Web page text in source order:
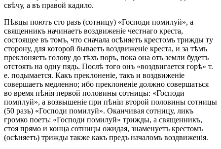
свѣчу, а въ правой кадило.
Пѣвцы поютъ сто разъ (сотницу) «Господи помилуй», а
священникъ начинаетъ воздвиженіе честнаго креста,
состоящее въ томъ, что сначала осѣняетъ крестомъ трижды ту
сторону, для которой бываетъ воздвиженіе креста, и за тѣмъ
преклоняетъ голову до тѣхъ поръ, пока она отъ земли будетъ
отстоять на одну пядь. Послѣ того онъ «воздвигается горѣ» т.
е. подымается. Какъ преклоненіе, такъ и воздвиженіе
совершаетъ медленно; ибо преклоненіе должно совершаться
во время пѣнія первой половины сотницы: «Господи
помплуй», а возвышеніе при пѣніи второй половины сотницы
(50 разъ) «Господи помилуй». Оканчивая сотницу, ликъ
громко поетъ: «Господи помилуй» трижды, а священникъ,
стоя прямо и конца сотницы ожидая, знаменуетъ крестомъ
(осѣняетъ) трижды также какъ предъ началомъ воздвиженія.